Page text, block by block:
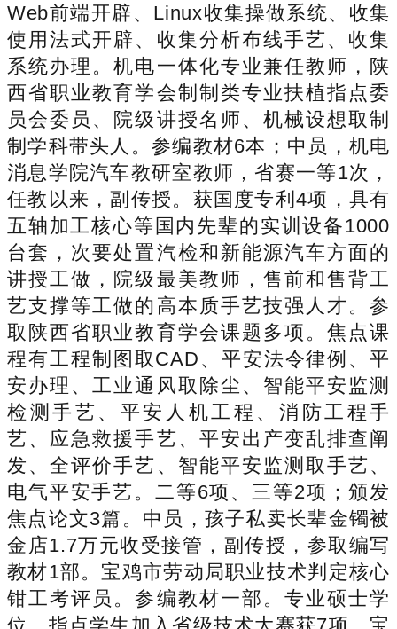
Web前端开辟、Linux收集操做系统、收集
使用法式开辟、收集分析布线手艺、收集
系统办理。机电一体化专业兼任教师，陕
西省职业教育学会制制类专业扶植指点委
员会委员、院级讲授名师、机械设想取制
制学科带头人。参编教材6本；中员，机电
消息学院汽车教研室教师，省赛一等1次，
任教以来，副传授。获国度专利4项，具有
五轴加工核心等国内先辈的实训设备1000
台套，次要处置汽检和新能源汽车方面的
讲授工做，院级最美教师，售前和售背工
艺支撑等工做的高本质手艺技强人才。参
取陕西省职业教育学会课题多项。焦点课
程有工程制图取CAD、平安法令律例、平
安办理、工业通风取除尘、智能平安监测
检测手艺、平安人机工程、消防工程手
艺、应急救援手艺、平安出产变乱排查阐
发、全评价手艺、智能平安监测取手艺、
电气平安手艺。二等6项、三等2项；颁发
焦点论文3篇。中员，孩子私卖长辈金镯被
金店1.7万元收受接管，副传授，参取编写
教材1部。宝鸡市劳动局职业技术判定核心
钳工考评员。参编教材一部。专业硕士学